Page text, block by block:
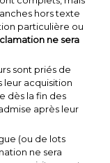
hors texte
particulière ou
ne sera
sont priés de
leur acquisition
dès la fin des
après leur
(ou de lots
ne sera